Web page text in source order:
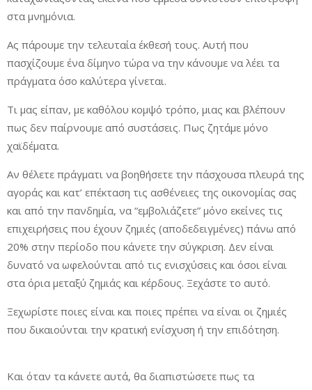
στα μνημόνια.
Ας πάρουμε την τελευταία έκθεσή τους. Αυτή που
πασχίζουμε ένα δίμηνο τώρα να την κάνουμε να λέει τα
πράγματα όσο καλύτερα γίνεται.
Τι μας είπαν, με καθόλου κομψό τρόπο, μιας και βλέπουν
πως δεν παίρνουμε από συστάσεις. Πως ζητάμε μόνο
χαϊδέματα.
Αν θέλετε πράγματι να βοηθήσετε την πάσχουσα πλευρά της
αγοράς και κατ’ επέκταση τις ασθένειες της οικονομίας σας
και από την πανδημία, να “εμβολιάζετε” μόνο εκείνες τις
επιχειρήσεις που έχουν ζημιές (αποδεδειγμένες) πάνω από
20% στην περίοδο που κάνετε την σύγκριση. Δεν είναι
δυνατό να ωφελούνται από τις ενισχύσεις και όσοι είναι
στα όρια μεταξύ ζημιάς και κέρδους. Ξεχάστε το αυτό.
Ξεχωρίστε ποιες είναι και ποιες πρέπει να είναι οι ζημιές
που δικαιούνται την κρατική ενίσχυση ή την επιδότηση.
Και όταν τα κάνετε αυτά, θα διαπιστώσετε πως τα